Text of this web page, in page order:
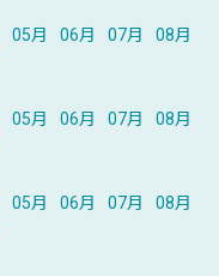
05月 06月 07月
08月
05月 06月 07月
08月
05月 06月 07月
08月